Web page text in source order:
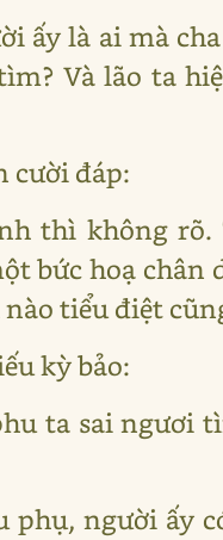
ấy là ai mà
Và lão ta
cười đáp:
thì không rõ.
bức hoạ chân
tiểu điệt
kỳ bảo:
ta sai ngươi
phụ, người ấy